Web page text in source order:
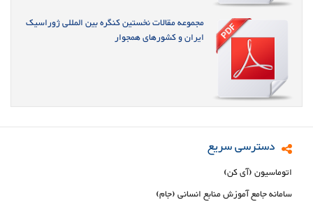
مجموعه مقالات نخستین کنگره بین المللی ژوراسیک
ایران و کشورهای همجوار
دسترسی سریع
اتوماسیون (آی کن)
سامانه جامع آموزش منابع انسانی (جام)